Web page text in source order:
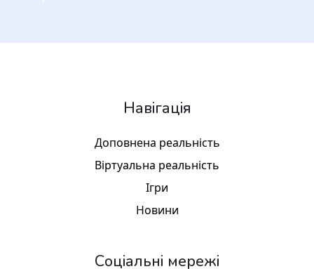
Навігація
Доповнена реальність
Віртуальна реальність
Ігри
Новини
Соціальні мережі